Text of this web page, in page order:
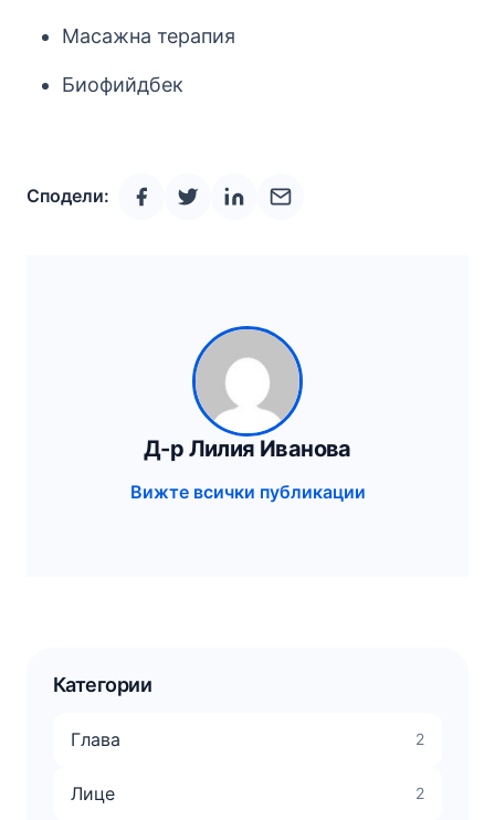
Масажна терапия
Биофийдбек
Сподели:
Д-р Лилия Иванова
Вижте всички публикации
Категории
Глава 2
Лице 2